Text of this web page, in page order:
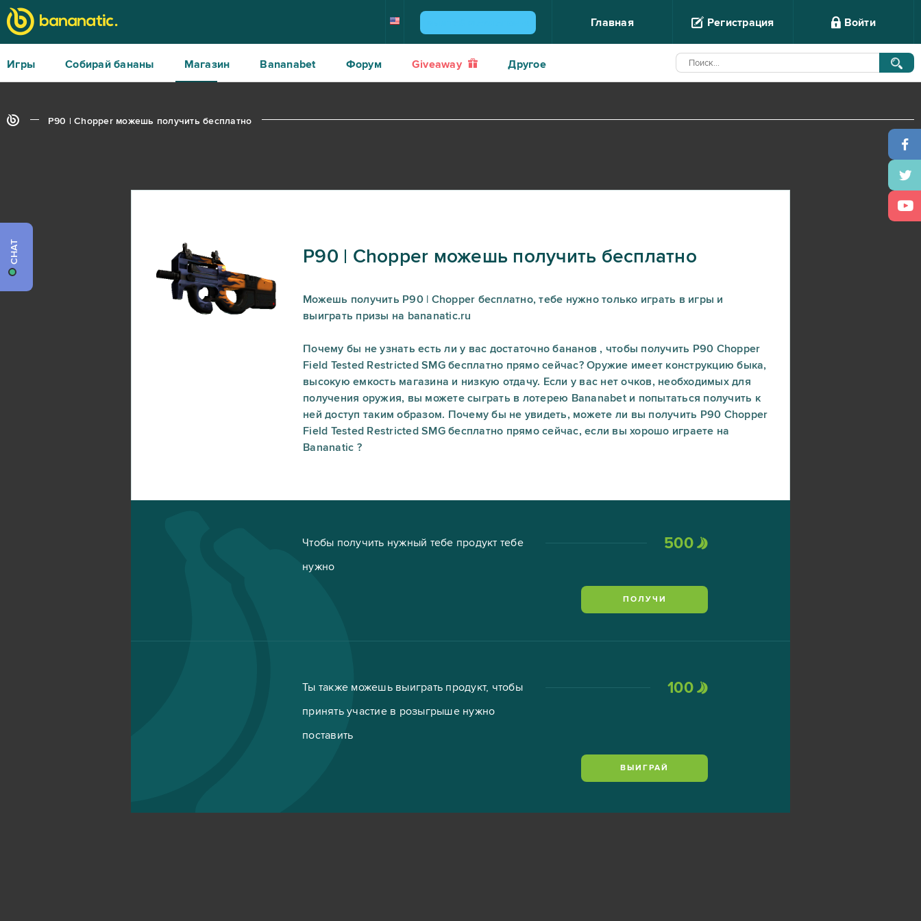
Главная Регистрация Войти
Игры Собирай бананы Магазин Bananabet Форум Giveaway Другое
P90 | Chopper можешь получить бесплатно
P90 | Chopper можешь получить бесплатно
Можешь получить P90 | Chopper бесплатно, тебе нужно только играть в игры и
выиграть призы на bananatic.ru
Почему бы не узнать есть ли у вас достаточно бананов , чтобы получить P90 Chopper
Field Tested Restricted SMG бесплатно прямо сейчас? Оружие имеет конструкцию быка,
высокую емкость магазина и низкую отдачу. Если у вас нет очков, необходимых для
получения оружия, вы можете сыграть в лотерею Bananabet и попытаться получить к
ней доступ таким образом. Почему бы не увидеть, можете ли вы получить P90 Chopper
Field Tested Restricted SMG бесплатно прямо сейчас, если вы хорошо играете на
Bananatic ?
Чтобы получить нужный тебе продукт тебе
нужно
500
ПОЛУЧИ
Ты также можешь выиграть продукт, чтобы
принять участие в розыгрыше нужно
поставить
100
ВЫИГРАЙ
CHAT